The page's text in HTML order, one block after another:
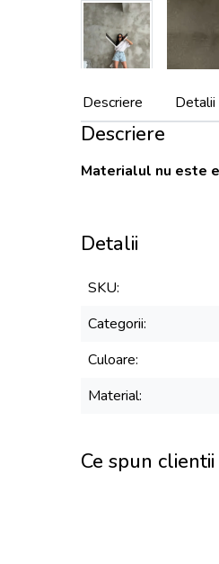
Descriere Detalii
Descriere
Materialul nu este
Detalii
SKU
Categorii
Culoare
Material
Ce spun clientii